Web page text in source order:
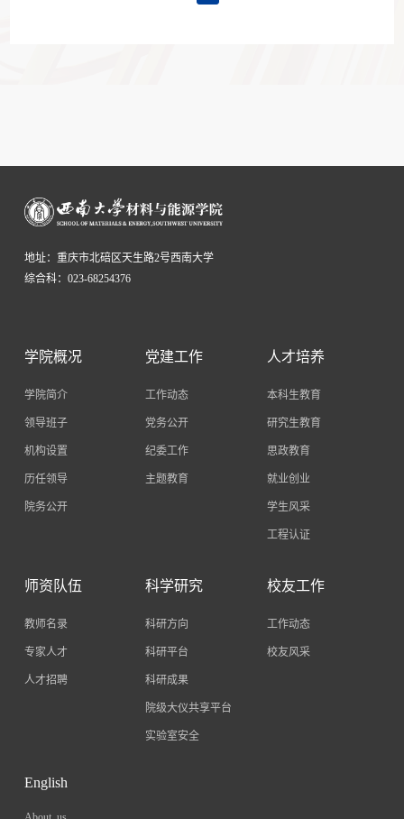
地址：重庆市北碚区天生路2号西南大学
综合科：023-68254376
学院概况
学院简介
领导班子
机构设置
历任领导
院务公开
党建工作
工作动态
党务公开
纪委工作
主题教育
人才培养
本科生教育
研究生教育
思政教育
就业创业
学生风采
工程认证
师资队伍
教师名录
专家人才
人才招聘
科学研究
科研方向
科研平台
科研成果
院级大仪共享平台
实验室安全
校友工作
工作动态
校友风采
English
About us